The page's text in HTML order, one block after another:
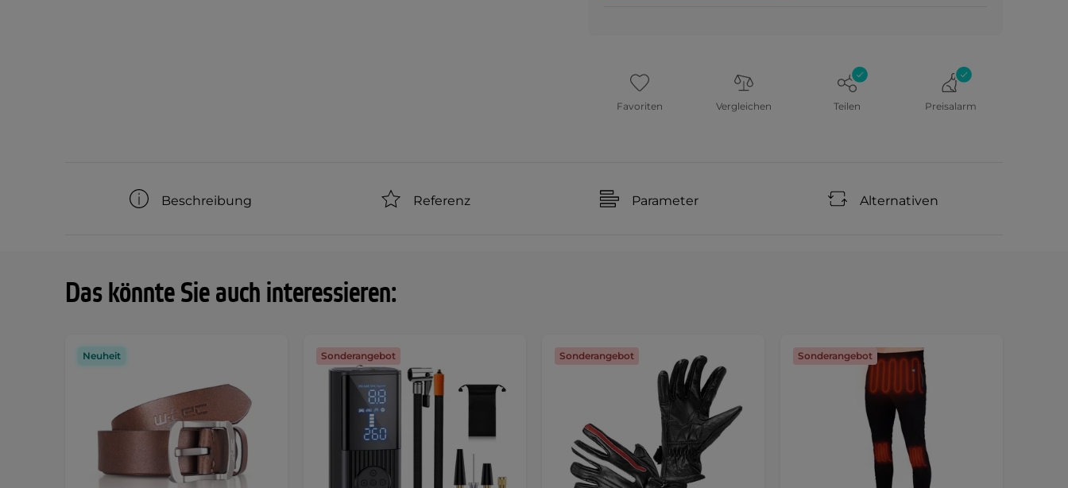
Favoriten Vergleichen Teilen Preisalarm
Beschreibung Referenz Parameter Alternativen
Das könnte Sie auch interessieren:
Neuheit Sonderangebot Sonderangebot Sonderangebot